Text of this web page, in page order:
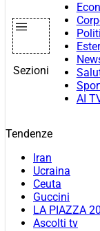
Sezioni
AI
Tendenze
Iran
Ucraina
Ceuta
Guccini
LA PIAZZA
Ascolti tv